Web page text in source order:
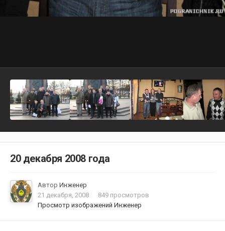
20 декабря 2008 года
Автор Инженер
21 декабря, 2008
849 просмотров
Просмотр изображений Инженер